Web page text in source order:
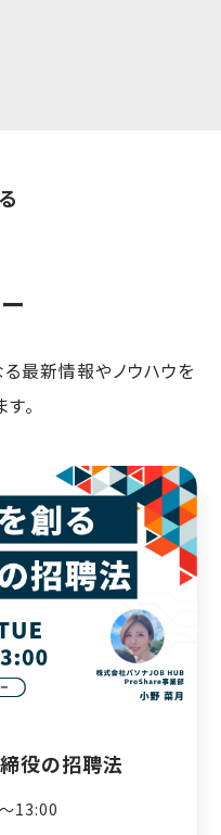
最新情報やノウハウを
。
役の招聘法
13:00